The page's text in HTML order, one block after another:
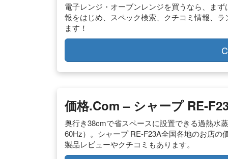
電子レンジ・オーブンレンジを買うなら、ま
報をはじめ、スペック検索、クチコミ情報、
ます！
価格.com – シャープ RE-
奥行き38cmで省スペースに設置できる過熱水
60Hz）。シャープ RE-F23A全国各地のお店
製品レビューやクチコミもあります。